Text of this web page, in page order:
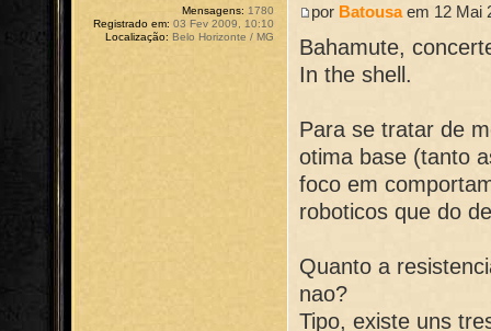
por Batousaem 12 Mai
Bahamute,
In the shell.
Para se tratar de
otima base (tanto
foco em
roboticos que do
Quanto a
nao?
Tipo, existe uns
Mensagens: 1780
Registrado em: 03 Fev 2009, 10:10
Localização: Belo Horizonte / MG